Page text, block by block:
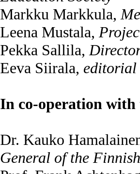
Markku Markkula,
Leena Mustala,
Pekka Sallila,
Eeva Siirala, editorial
In co-operation
Dr. Kauko
General of the